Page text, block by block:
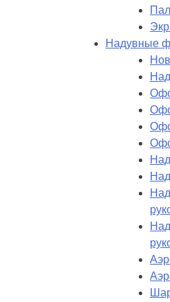
Надувные